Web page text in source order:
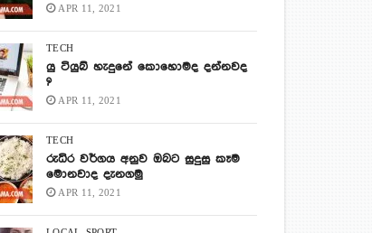
APR 11, 2021
TECH
යු ටියුබ් හැදුනේ කොහොමද දන්නවද
?
APR 11, 2021
TECH
රුධිර වර්ගය අනුව ඔබට සුදුසු කෑම
මොනවාද දැනගමු
APR 11, 2021